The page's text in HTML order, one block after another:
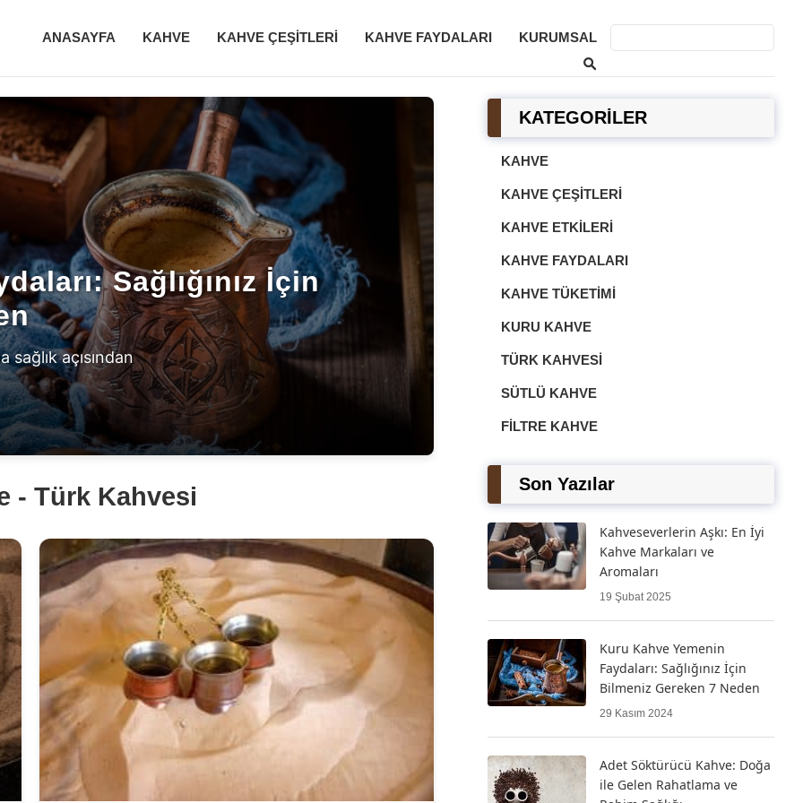
ANASAYFA KAHVE KAHVE ÇEŞITLERI KAHVE FAYDALARI KURUMSAL
İyi Kahve Markaları ve
Sağlığınız İçin
açısından
ile Gelen Rahatlama ve
dönemleri, bazen
- Türk Kahvesi
KATEGORİLER
KAHVE
KAHVE ÇEŞITLERI
KAHVE ETKILERI
KAHVE FAYDALARI
KAHVE TÜKETIMI
KURU KAHVE
TÜRK KAHVESI
SÜTLÜ KAHVE
FILTRE KAHVE
Son Yazılar
Kahveseverlerin Aşkı: En İyi
Kahve Markaları ve
Aromaları
19 Şubat 2025
Kuru Kahve Yemenin
Faydaları: Sağlığınız İçin
Bilmeniz Gereken 7 Neden
29 Kasım 2024
Adet Söktürücü Kahve: Doğa
ile Gelen Rahatlama ve